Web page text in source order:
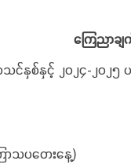
ကြေညာခ
င်နှစ်နှင့် ၂၀၂၄-၂၀
ပတေးနေ့)